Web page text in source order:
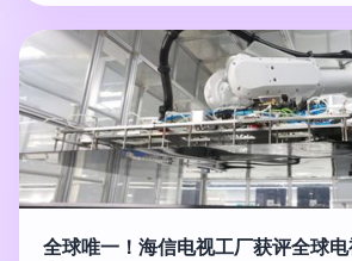
全球唯一！海信电视工厂获评全球